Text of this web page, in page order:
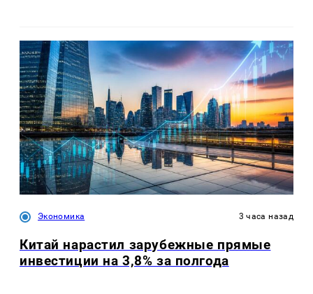
Экономика 3 часа назад
Китай нарастил зарубежные прямые
инвестиции на 3,8% за полгода